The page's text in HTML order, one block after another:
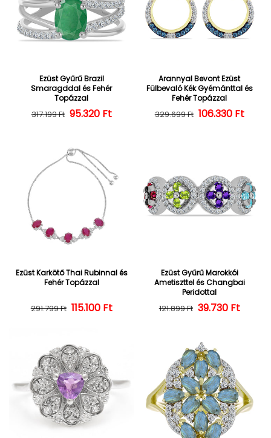
Ezüst Gyűrű Brazil
Smaragddal és Fehér
Topázzal
Normál ár
317.199 Ft Kedvezményes ár
95.320 Ft
Arannyal Bevont Ezüst
Fülbevaló Kék Gyémánttal és
Fehér Topázzal
Normál ár
329.699 Ft 106.330 Ft
Ezüst Karkötő Thai Rubinnal és
Fehér Topázzal
Normál ár
291.799 Ft Kedvezményes ár
115.100 Ft
Ezüst Gyűrű Marokkói
Ametiszttel és Changbai
Peridottal
Normál ár
121.899 Ft 39.730 Ft